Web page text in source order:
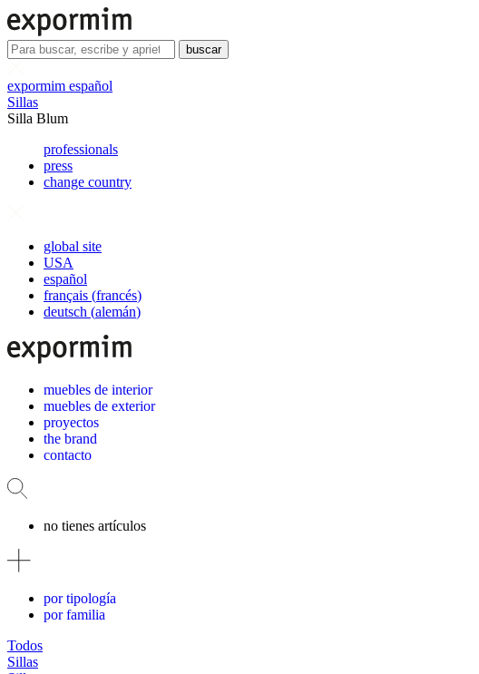
buscar
expormim español
Sillas
Silla Blum
professionals
press
change country
global site
USA
español
français (francés)
deutsch (alemán)
muebles de interior
muebles de exterior
proyectos
the brand
contacto
no tienes artículos
por tipología
por familia
Todos
Sillas